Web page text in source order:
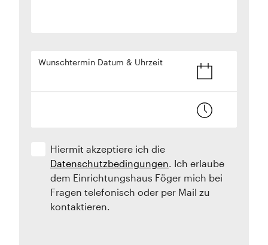
Wunschtermin Datum & Uhrzeit
Hiermit akzeptiere ich die
Datenschutzbedingungen. Ich erlaube
dem Einrichtungshaus Föger mich bei
Fragen telefonisch oder per Mail zu
kontaktieren.